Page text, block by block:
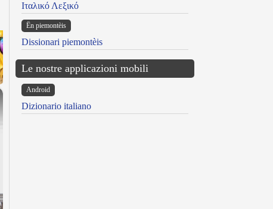
Ιταλικό Λεξικό
Ën piemontèis
Dissionari piemontèis
Le nostre applicazioni mobili
Android
Dizionario italiano